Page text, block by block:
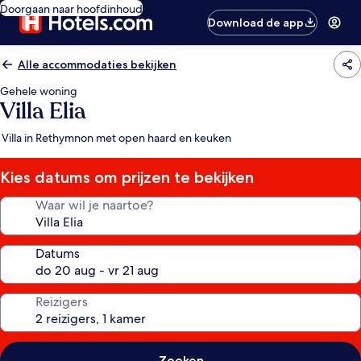
Doorgaan naar hoofdinhoud
Download de app
Alle accommodaties bekijken
Gehele woning
Villa Elia
Villa in Rethymnon met open haard en keuken
Kies datums om prijzen te bekijken
Waar wil je naartoe?
Datums
Reizigers